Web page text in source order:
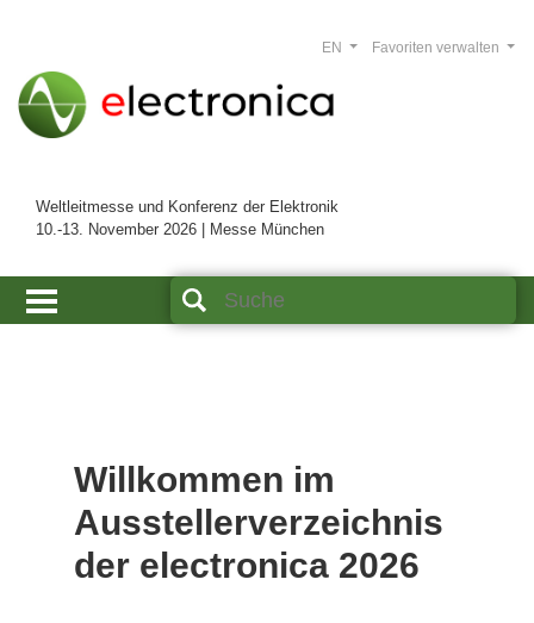
Weltleitmesse und Konferenz der Elektronik
10.-13. November 2026 | Messe München
Favoriten verwalten
EN
Willkommen im
Ausstellerverzeichnis
der electronica 2026